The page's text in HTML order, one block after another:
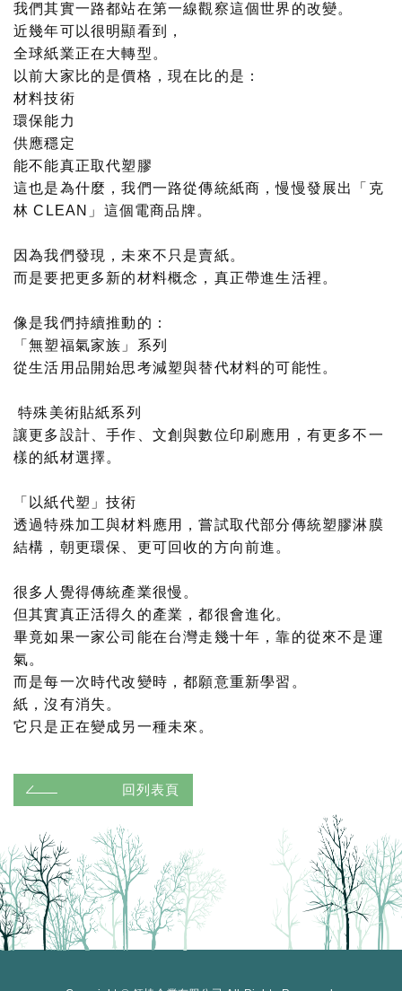
我們其實一路都站在第一線觀察這個世界的改變。
近幾年可以很明顯看到，
全球紙業正在大轉型。
以前大家比的是價格，現在比的是：
材料技術
環保能力
供應穩定
能不能真正取代塑膠
這也是為什麼，我們一路從傳統紙商，慢慢發展出「克
林 CLEAN」這個電商品牌。
因為我們發現，未來不只是賣紙。
而是要把更多新的材料概念，真正帶進生活裡。
像是我們持續推動的：
「無塑福氣家族」系列
從生活用品開始思考減塑與替代材料的可能性。
特殊美術貼紙系列
讓更多設計、手作、文創與數位印刷應用，有更多不一
樣的紙材選擇。
「以紙代塑」技術
透過特殊加工與材料應用，嘗試取代部分傳統塑膠淋膜
結構，朝更環保、更可回收的方向前進。
很多人覺得傳統產業很慢。
但其實真正活得久的產業，都很會進化。
畢竟如果一家公司能在台灣走幾十年，靠的從來不是運
氣。
而是每一次時代改變時，都願意重新學習。
紙，沒有消失。
它只是正在變成另一種未來。
回列表頁